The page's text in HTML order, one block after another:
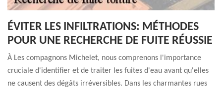
ÉVITER LES INFILTRATIONS: MÉTHODES
POUR UNE RECHERCHE DE FUITE RÉUSSIE
À Les compagnons Michelet, nous comprenons l'importance
cruciale d'identifier et de traiter les fuites d'eau avant qu'elles
ne causent des dégâts irréversibles. Dans les charmantes rues